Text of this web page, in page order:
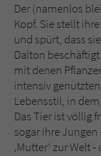
Der (namenlos
Kopf. Sie stellt
und spürt, dass
Dalton
mit denen
intensiv
Lebensstil, in
Das Tier ist völlig
sogar ihre
‚Mutter‘ zur Welt